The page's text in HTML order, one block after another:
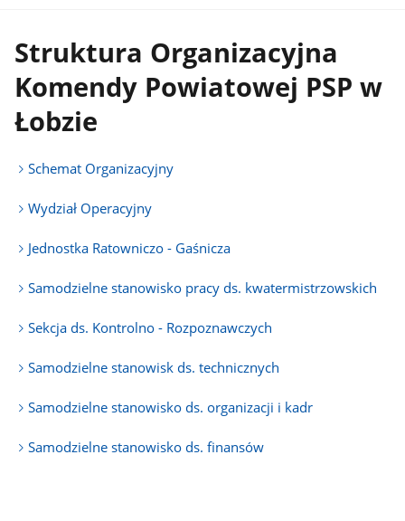
Struktura Organizacyjna
Komendy Powiatowej PSP w
Łobzie
Schemat Organizacyjny
Wydział Operacyjny
Jednostka Ratowniczo - Gaśnicza
Samodzielne stanowisko pracy ds. kwatermistrzowskich
Sekcja ds. Kontrolno - Rozpoznawczych
Samodzielne stanowisk ds. technicznych
Samodzielne stanowisko ds. organizacji i kadr
Samodzielne stanowisko ds. finansów